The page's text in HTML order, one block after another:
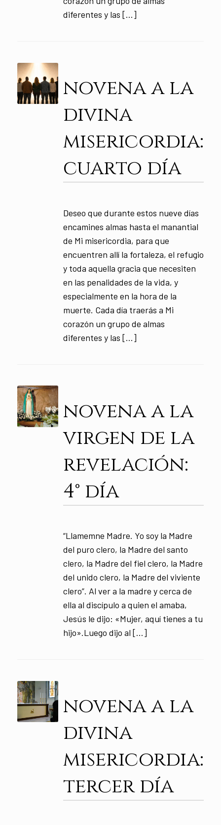
diferentes y las […]
novena a la
divina
misericordia:
cuarto día
Deseo que durante estos nueve días
encamines almas hasta el manantial
de Mi misericordia, para que
encuentren allí la fortaleza, el refugio
y toda aquella gracia que necesiten
en las penalidades de la vida, y
especialmente en la hora de la
muerte. Cada día traerás a Mi
corazón un grupo de almas
diferentes y las […]
novena a la
virgen de la
revelación:
4° día
“Llamemne Madre. Yo soy la Madre
del puro clero, la Madre del santo
clero, la Madre del fiel clero, la Madre
del unido clero, la Madre del viviente
clero”. Al ver a la madre y cerca de
ella al discípulo a quien el amaba,
Jesús le dijo: «Mujer, aquí tienes a tu
hijo».Luego dijo al […]
novena a la
divina
misericordia:
tercer día